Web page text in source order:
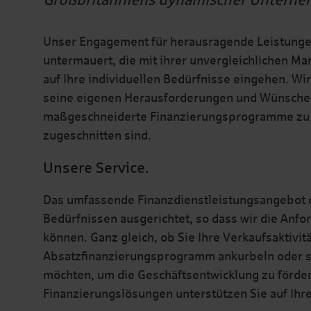
Unser Engagement für herausragende
untermauert, die mit ihrer unvergleichlichen
auf Ihre individuellen Bedürfnisse eingehen.
seine eigenen Herausforderungen und
maßgeschneiderte Finanzierungsprogramme
zugeschnitten sind.
Unsere Service.
Das umfassende
Bedürfnissen ausgerichtet, so dass wir die
können. Ganz gleich, ob Sie Ihre
Absatzfinanzierungsprogramm ankurbeln
möchten, um die Geschäftsentwicklung zu
Finanzierungslösungen unterstützen Sie auf